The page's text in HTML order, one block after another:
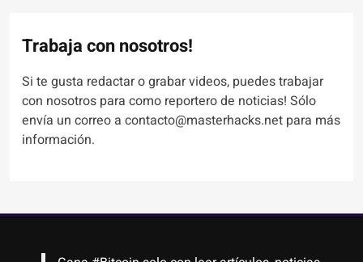
Trabaja con nosotros!
Si te gusta redactar o grabar videos, puedes trabajar
con nosotros para como reportero de noticias! Sólo
envía un correo a contacto@masterhacks.net para más
información.